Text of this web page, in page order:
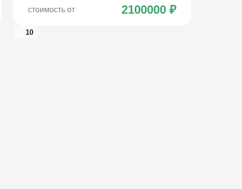
стоимость от 2100000 ₽
10